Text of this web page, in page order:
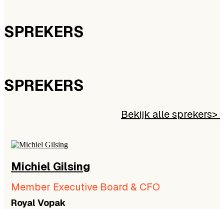
SPREKERS
SPREKERS
Bekijk alle sprekers>
Michiel Gilsing
Member Executive Board & CFO
Royal Vopak